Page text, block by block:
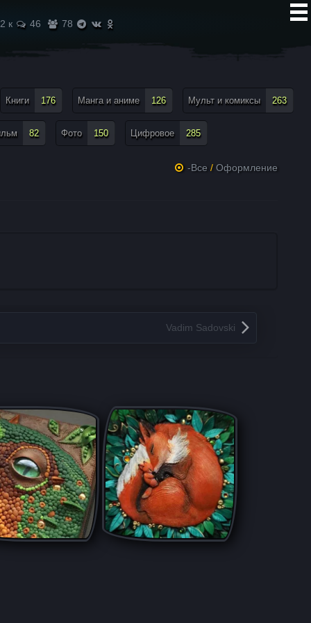
2 к 46 78
Книги 176 Манга и аниме 126 Мульт и комиксы 263
82 Фото 150 Цифровое 285
-Все / Оформление
Vadim Sadovski